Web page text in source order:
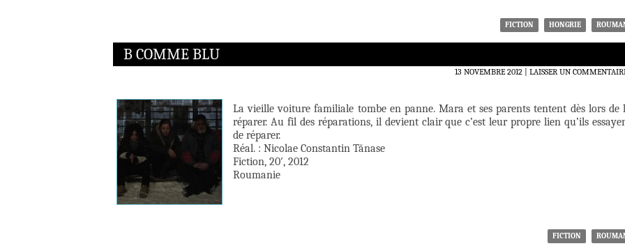
FICTION HONGRIE
B COMME BLU
13 NOVEMBRE 2012 LAISSER UN
La vieille voiture familiale tombe en panne. Mara et ses parents tentent dès lors de
réparer. Au fil des réparations, il devient clair que c’est leur propre lien qu’ils
de réparer.
Réal. : Nicolae Constantin Tănase
Fiction, 20′, 2012
Roumanie
FICTION